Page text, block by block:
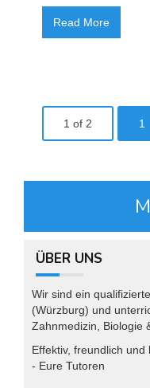
Read More
1 of 2 1
ÜBER UNS
Wir sind ein
(Würzburg) und
Zahnmedizin, Biologie
Effektiv, freundlich und
- Eure Tutoren